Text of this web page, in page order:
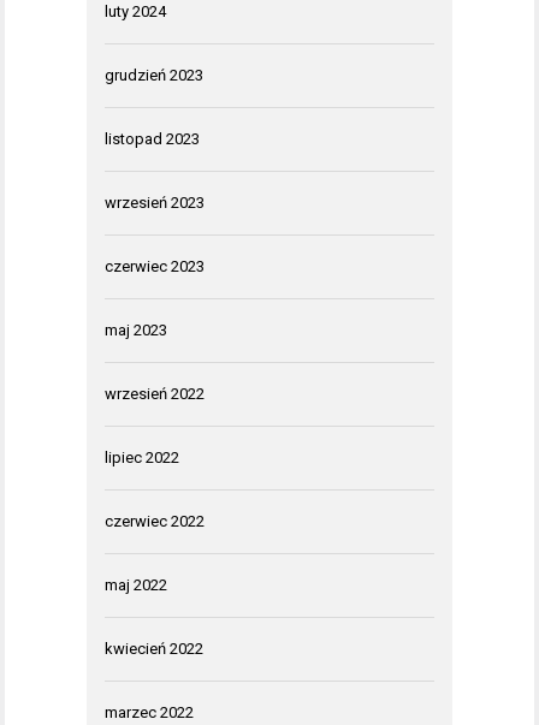
luty 2024
grudzień 2023
listopad 2023
wrzesień 2023
czerwiec 2023
maj 2023
wrzesień 2022
lipiec 2022
czerwiec 2022
maj 2022
kwiecień 2022
marzec 2022